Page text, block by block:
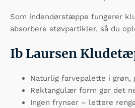
Som indendørstæppe fungerer
absorbere støvpartikler, så du
Ib Laursen
Naturlig farvepalette i
Rektangulær form gør det
Ingen frynser – lettere